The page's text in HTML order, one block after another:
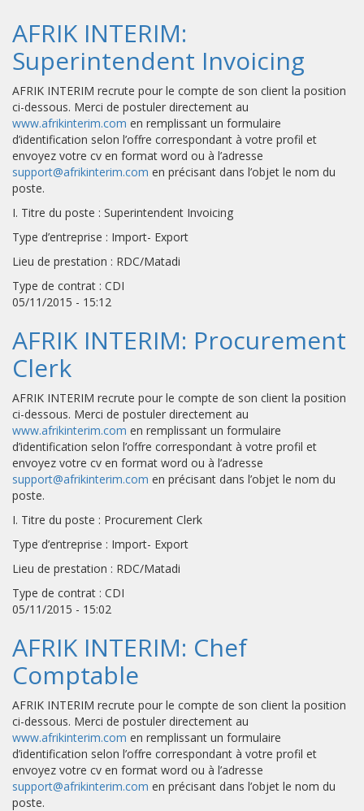
AFRIK INTERIM:
Superintendent Invoicing
AFRIK INTERIM recrute pour le compte de son client la position
ci-dessous. Merci de postuler directement au
www.afrikinterim.com en remplissant un formulaire
d’identification selon l’offre correspondant à votre profil et
envoyez votre cv en format word ou à l’adresse
support@afrikinterim.com en précisant dans l’objet le nom du
poste.
I. Titre du poste : Superintendent Invoicing
Type d’entreprise : Import- Export
Lieu de prestation : RDC/Matadi
Type de contrat : CDI
05/11/2015 - 15:12
AFRIK INTERIM: Procurement
Clerk
AFRIK INTERIM recrute pour le compte de son client la position
ci-dessous. Merci de postuler directement au
www.afrikinterim.com en remplissant un formulaire
d’identification selon l’offre correspondant à votre profil et
envoyez votre cv en format word ou à l’adresse
support@afrikinterim.com en précisant dans l’objet le nom du
poste.
I. Titre du poste : Procurement Clerk
Type d’entreprise : Import- Export
Lieu de prestation : RDC/Matadi
Type de contrat : CDI
05/11/2015 - 15:02
AFRIK INTERIM: Chef
Comptable
AFRIK INTERIM recrute pour le compte de son client la position
ci-dessous. Merci de postuler directement au
www.afrikinterim.com en remplissant un formulaire
d’identification selon l’offre correspondant à votre profil et
envoyez votre cv en format word ou à l’adresse
support@afrikinterim.com en précisant dans l’objet le nom du
poste.